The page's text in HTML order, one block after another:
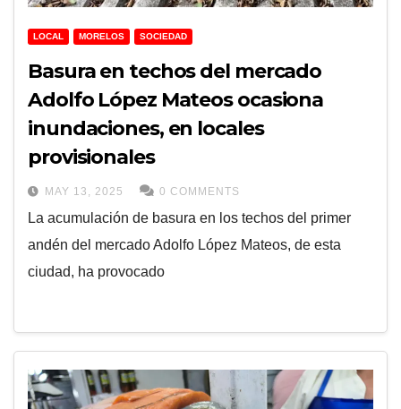
LOCAL MORELOS SOCIEDAD
Basura en techos del mercado
Adolfo López Mateos ocasiona
inundaciones, en locales
provisionales
MAY 13, 2025 0 COMMENTS
La acumulación de basura en los techos del primer
andén del mercado Adolfo López Mateos, de esta
ciudad, ha provocado